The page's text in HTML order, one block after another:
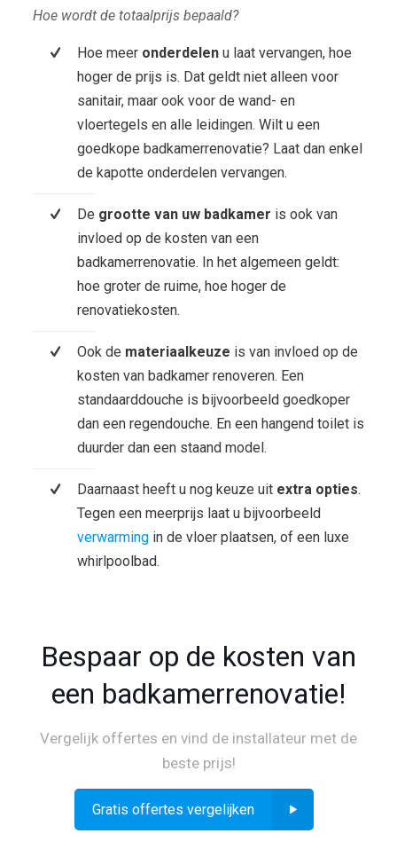
Hoe wordt de totaalprijs bepaald?
Hoe meer onderdelenu laat vervangen, hoe
hoger de prijs is. Dat geldt niet alleen voor
sanitair, maar ook voor de wand- en
vloertegels en alle leidingen. Wilt u een
goedkope badkamerrenovatie? Laat dan enkel
de kapotte onderdelen vervangen.
De grootte van uw badkamer is ook van
invloed op de kosten van een
badkamerrenovatie. In het algemeen geldt:
hoe groter de ruime, hoe hoger de
renovatiekosten.
Ook de materiaalkeuze is van invloed op de
kosten van badkamer renoveren. Een
standaarddouche is bijvoorbeeld goedkoper
dan een regendouche. En een hangend toilet is
duurder dan een staand model.
Daarnaast heeft u nog keuze uit extra opties.
Tegen een meerprijs laat u bijvoorbeeld
verwarmingin de vloer plaatsen, of een luxe
whirlpoolbad.
Bespaar op de kosten van
een badkamerrenovatie!
Vergelijk offertes en vind de installateur met de
beste prijs!
Gratis offertes vergelijken